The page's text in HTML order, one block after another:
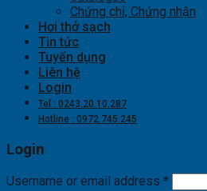
Chứng chỉ, Chứng nhận
Hơi thở sạch
Tin tức
Tuyển dụng
Liên hệ
Login
Tel : 0243.20.10.287
Hotline : 0972.745.245
Login
Username or email address *